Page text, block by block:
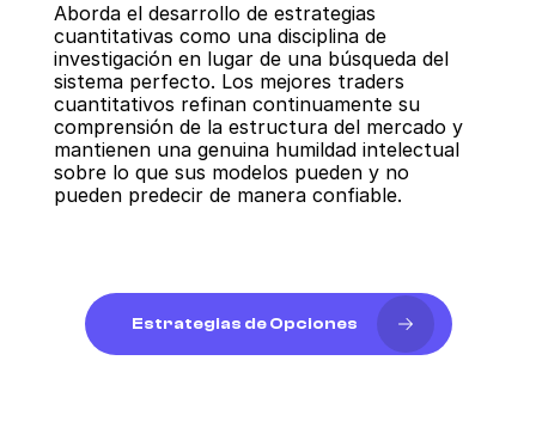
Aborda el desarrollo de estrategias
cuantitativas como una disciplina de
investigación en lugar de una búsqueda del
sistema perfecto. Los mejores traders
cuantitativos refinan continuamente su
comprensión de la estructura del mercado y
mantienen una genuina humildad intelectual
sobre lo que sus modelos pueden y no
pueden predecir de manera confiable.
Estrategias de Opciones